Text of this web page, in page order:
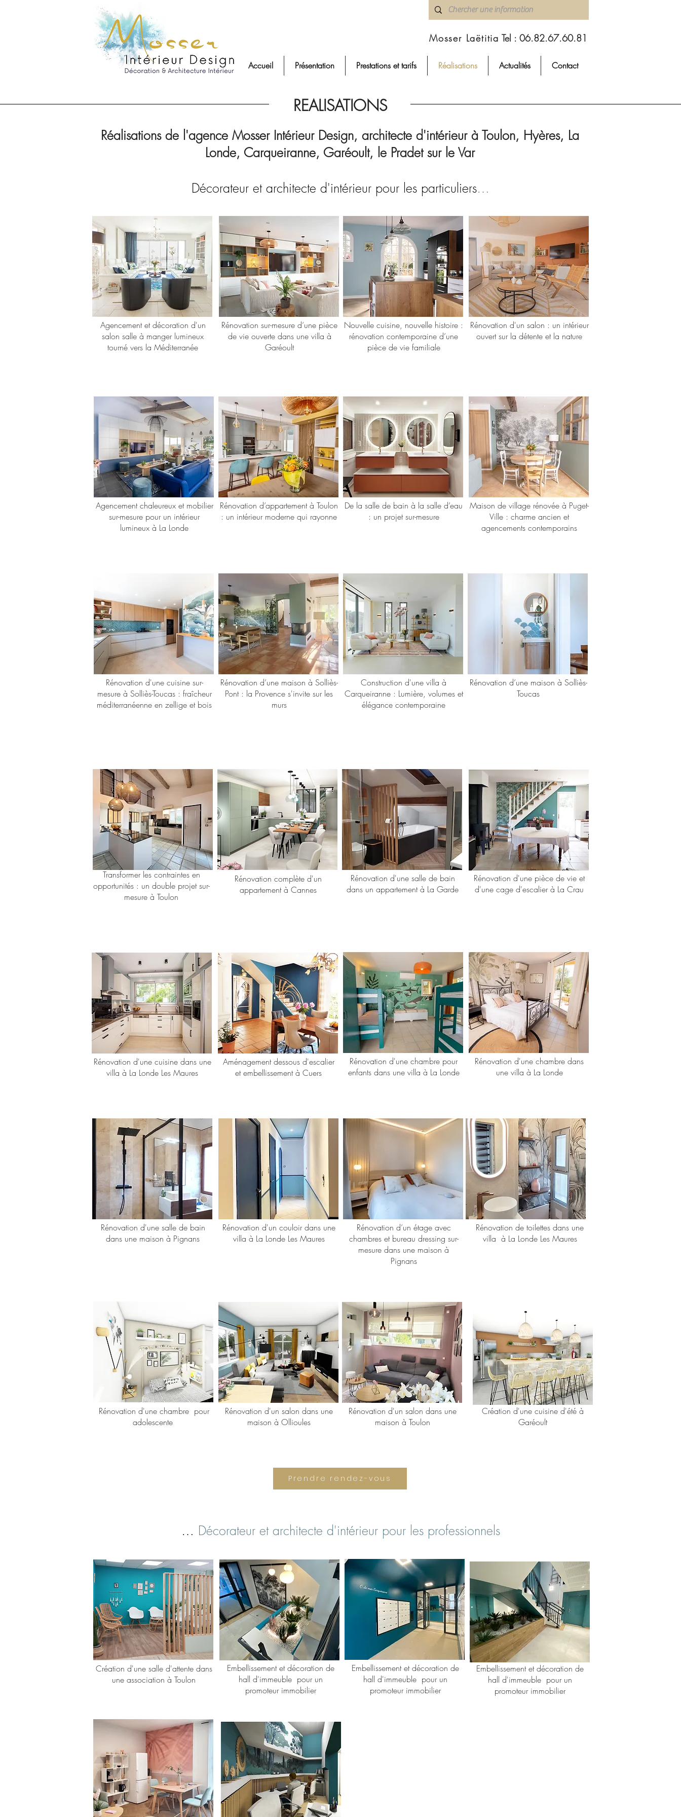
Mosser Laëtitia Tel : 06.82.67.60.81
Accueil Présentation Prestations et tarifs Réalisations Actualités Contact
REALISATIONS
Réalisations de l'agence Mosser Intérieur Design, architecte d'intérieur à Toulon, Hyères, La
Londe, Carqueiranne, Garéoult, le Pradet sur le Var
Décorateur et architecte d'intérieur pour les particuliers…
Agencement et décoration d'un
salon salle à manger lumineux
tourné vers la Méditerranée
Rénovation sur-mesure d’une pièce
de vie ouverte dans une villa à
Garéoult
Nouvelle cuisine, nouvelle histoire :
rénovation contemporaine d’une
pièce de vie familiale
Rénovation d'un salon : un intérieur
ouvert sur la détente et la nature
Agencement chaleureux et mobilier
sur-mesure pour un intérieur
lumineux à La Londe
Rénovation d’appartement à Toulon
: un intérieur moderne qui rayonne
De la salle de bain à la salle d’eau
: un projet sur-mesure
Maison de village rénovée à Puget-
Ville : charme ancien et
agencements contemporains
Rénovation d'une cuisine sur-
mesure à Solliès-Toucas : fraîcheur
méditerranéenne en zellige et bois
Rénovation d’une maison à Solliès-
Pont : la Provence s'invite sur les
murs
Construction d'une villa à
Carqueiranne : Lumière, volumes et
élégance contemporaine
Rénovation d’une maison à Solliès-
Toucas
Transformer les contraintes en
opportunités : un double projet sur-
mesure à Toulon
Rénovation complète d'un
appartement à Cannes
Rénovation d'une salle de bain
dans un appartement à La Garde
Rénovation d'une pièce de vie et
d'une cage d'escalier à La Crau
Rénovation d'une cuisine dans une
villa à La Londe Les Maures
Aménagement dessous d'escalier
et embellissement à Cuers
Rénovation d'une chambre pour
enfants dans une villa à La Londe
Rénovation d'une chambre dans
une villa à La Londe
Rénovation d'une salle de bain
dans une maison à Pignans
Rénovation d'un couloir dans une
villa à La Londe Les Maures
​Rénovation d’un étage avec
chambres et bureau dressing sur-
mesure dans une maison à
Pignans
Rénovation de toilettes dans une
villa à La Londe Les Maures
Rénovation d'une chambre pour
adolescente
Rénovation d'un salon dans une
maison à Ollioules
Rénovation d'un salon dans une
maison à Toulon
Création d'une cuisine d'été à
Garéoult
Prendre rendez-vous
… Décorateur et architecte d'intérieur pour les professionnels
Création d'une salle d'attente dans
une association à Toulon
Embellissement et décoration de
hall d'immeuble pour un
promoteur immobilier
Embellissement et décoration de
hall d'immeuble pour un
promoteur immobilier
Embellissement et décoration de
hall d'immeuble pour un
promoteur immobilier